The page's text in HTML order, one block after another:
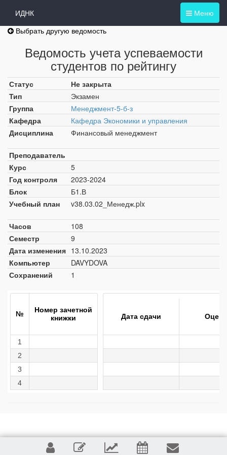
Меню
ИДНК
Выбрать другую ведомость
Ведомость учета успеваемости
студентов по рейтингу
Статус
Не закрыта
Тип
Экзамен
Группа
Менеджмент-5-б-з
Кафедра
Кафедра Экономики и управления
Дисциплина
Финансовый менеджмент
Преподаватель
Курс
5
Год контроля
2023-2024
Блок
Б1.В
Учебный план
v38.03.02_Менедж.plx
Часов
108
Семестр
9
Дата изменения 13.10.2023
Компьютер
DAVYDOVA
Сохранений
1
№
Номер зачетной
книжки
1
2
3
4
Дата сдачи